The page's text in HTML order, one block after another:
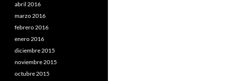
abril 2016
marzo 2016
febrero 2016
enero 2016
diciembre 2015
noviembre 2015
octubre 2015